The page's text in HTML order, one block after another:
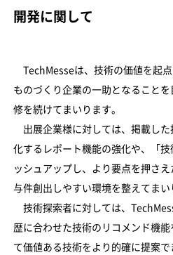
開発に関して
TechMesseは、技術の価値を起点
ものづくり企業の一助となること
修を続けてまいります。
出展企業様に対しては、掲載した
化するレポート機能の強化や、「
ッシュアップし、より要点を押さえ
与件創出しやすい環境を整えてまい
技術探索者に対しては、
歴に合わせた技術のリコメンド機
て価値ある技術をより的確に提案